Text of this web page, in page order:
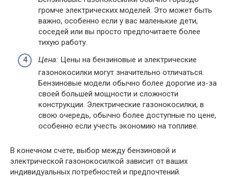
громче электрических моделей. Это может быть
важно, особенно если у вас маленькие дети,
соседей или вы просто предпочитаете более
тихую работу.
Цена: Цены на бензиновые и электрические
газонокосилки могут значительно отличаться.
Бензиновые модели обычно более дорогие из-за
своей большей мощности и сложности
конструкции. Электрические газонокосилки, в
свою очередь, обычно более доступные по цене,
особенно если учесть экономию на топливе.
В конечном счете, выбор между бензиновой и
электрической газонокосилкой зависит от ваших
индивидуальных потребностей и предпочтений.